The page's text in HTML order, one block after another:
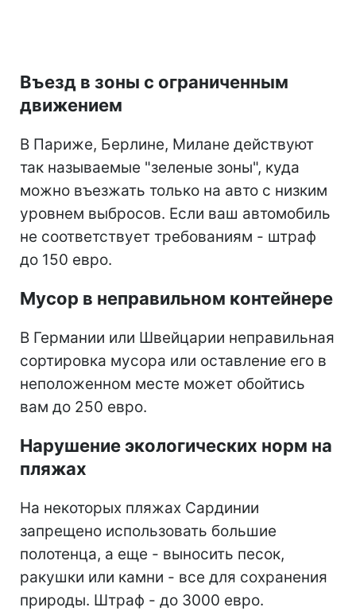
Въезд в зоны с ограниченным
движением
В Париже, Берлине, Милане действуют
так называемые "зеленые зоны", куда
можно въезжать только на авто с низким
уровнем выбросов. Если ваш автомобиль
не соответствует требованиям - штраф
до 150 евро.
Мусор в неправильном контейнере
В Германии или Швейцарии неправильная
сортировка мусора или оставление его в
неположенном месте может обойтись
вам до 250 евро.
Нарушение экологических норм на
пляжах
На некоторых пляжах Сардинии
запрещено использовать большие
полотенца, а еще - выносить песок,
ракушки или камни - все для сохранения
природы. Штраф - до 3000 евро.